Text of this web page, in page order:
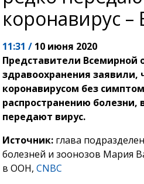
коронавирус –
11:31 / 10 июня 2020
Представители Всемирной
здравоохранения заявили,
коронавирусом без
распространению болезни,
передают вирус.
Источник: глава
болезней и зоонозов Мария
в ООН,CNBC